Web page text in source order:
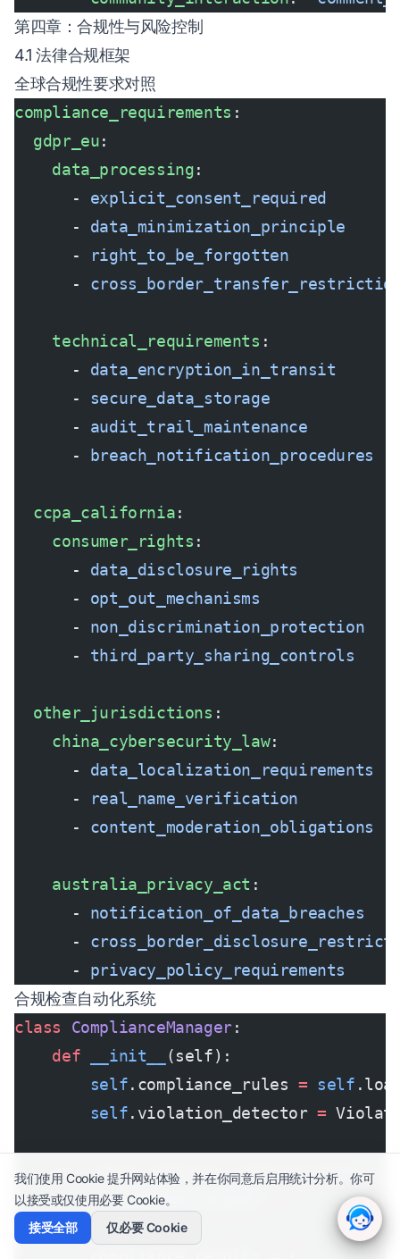
第四章：合规性与风险控制
4.1 法律合规框架
全球合规性要求对照
compliance_requirements :
  gdpr_eu
:
    data_processing
:
      -
explicit_consent_required
      -
data_minimization_principle
      -
right_to_be_forgotten
      -
    technical_requirements
:
      -
data_encryption_in_transit
      -
secure_data_storage
      -
audit_trail_maintenance
      -
breach_notification_procedures
  ccpa_california
:
    consumer_rights
:
      -
data_disclosure_rights
      -
opt_out_mechanisms
      -
non_discrimination_protection
      -
third_party_sharing_controls
  other_jurisdictions
:
    china_cybersecurity_law
:
      -
data_localization_requirements
      -
real_name_verification
      -
content_moderation_obligations
    australia_privacy_act
:
      -
notification_of_data_breaches
      -
      -
privacy_policy_requirements
合规检查自动化系统
class ComplianceManager:
    def
__init__
(self):
        self
.compliance_rules = self
        self
.violation_detector =
    def
check_campaign_compliance (self,
        """检查营销活动合规性"""
我们使用 Cookie 提升网站体验，并在你同意后启用统计分析。你可
以接受或仅使用必要 Cookie。
接受全部
仅必要 Cookie